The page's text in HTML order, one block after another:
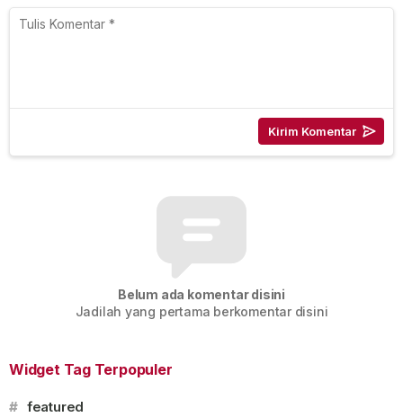
Belum ada komentar disini
Jadilah yang pertama berkomentar disini
Widget Tag Terpopuler
# featured